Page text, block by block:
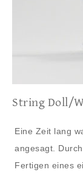
String Doll/
Eine Zeit lang
angesagt.
Fertigen eines